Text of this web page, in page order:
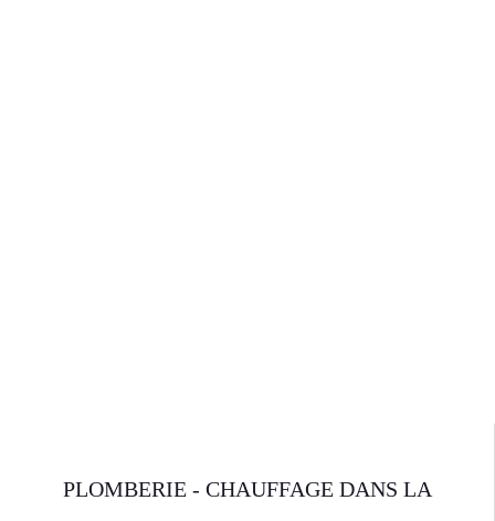
PLOMBERIE - CHAUFFAGE DANS LA